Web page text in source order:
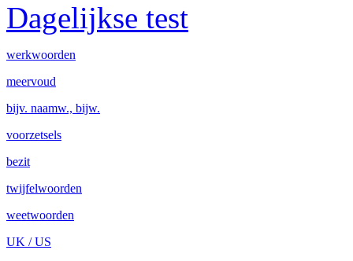
Dagelijkse test
werkwoorden
meervoud
bijv. naamw., bijw.
voorzetsels
bezit
twijfelwoorden
weetwoorden
UK / US